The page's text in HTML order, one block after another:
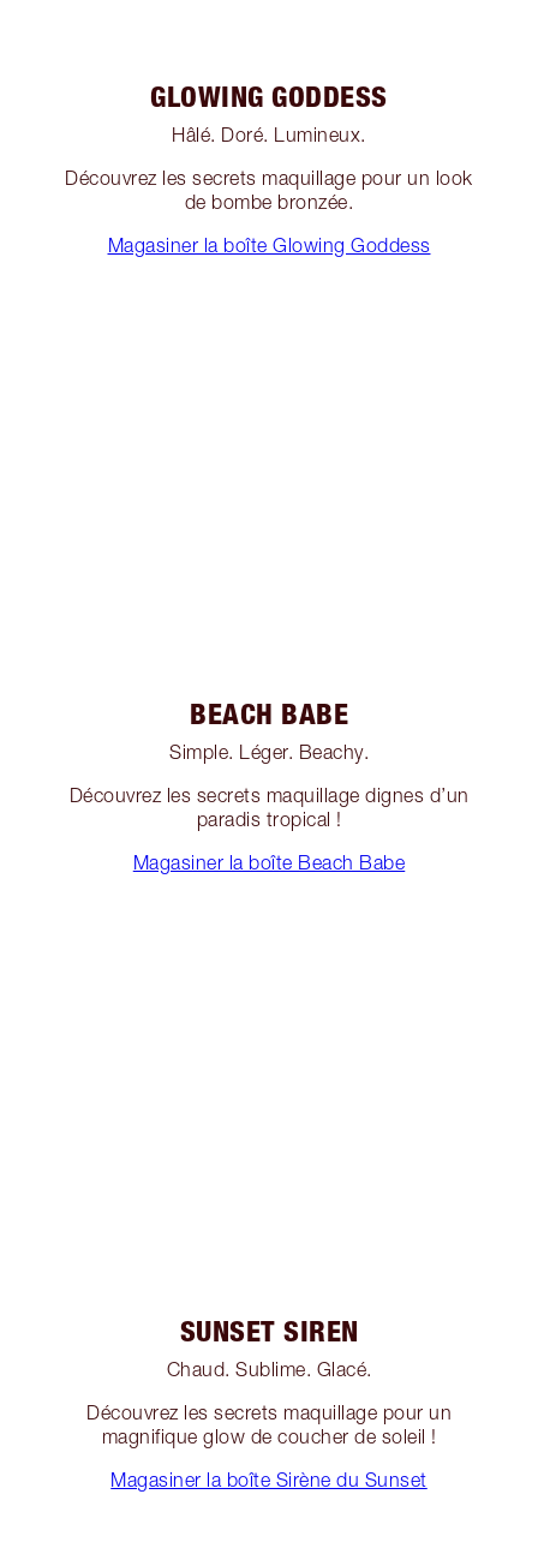
GLOWING GODDESS
Hâlé. Doré. Lumineux.
Découvrez les secrets maquillage pour un look
de bombe bronzée.
Magasiner la boîte Glowing Goddess
BEACH BABE
Simple. Léger. Beachy.
Découvrez les secrets maquillage dignes d’un
paradis tropical !
Magasiner la boîte Beach Babe
SUNSET SIREN
Chaud. Sublime. Glacé.
Découvrez les secrets maquillage pour un
magnifique glow de coucher de soleil !
Magasiner la boîte Sirène du Sunset